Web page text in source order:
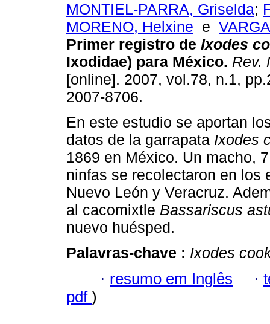
MONTIEL-PARRA, Griselda;
MORENO, Helxine e
Primer registro de Ixodes
Ixodidae) para México. Rev.
[online]. 2007, vol.78, n.1,
2007-8706.
En este estudio se aportan
datos de la garrapata Ixodes
1869 en México. Un macho,
ninfas se recolectaron en los
Nuevo León y Veracruz.
al cacomixtle Bassariscus
nuevo huésped.
Palavras-chave : Ixodes
· resumo em Inglês ·
pdf )